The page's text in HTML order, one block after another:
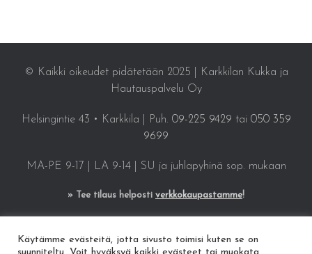
© Kaikki oikeudet pidätetään 2025 | Karkkilan Kukka ja
Hautauspalvelu Oy
Helsingintie 43 • Karkkila | Puh. 09-225 9429 tai 050 359
9699
MA-PE 9-17 | LA 9-14 | SU ja juhlapyhinä sop. mukaan
» Tee tilaus helposti verkkokaupastamme!
Käytämme evästeitä, jotta sivusto toimisi kuten se on